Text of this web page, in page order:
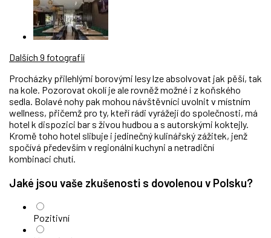
Dalších 9 fotografií
Procházky přilehlými borovými lesy lze absolvovat jak pěší, tak
na kole. Pozorovat okolí je ale rovněž možné i z koňského
sedla. Bolavé nohy pak mohou návštěvníci uvolnit v místním
wellness, přičemž pro ty, kteří rádi vyrážejí do společnosti, má
hotel k dispozici bar s živou hudbou a s autorskými koktejly.
Kromě toho hotel slibuje i jedinečný kulinářský zážitek, jenž
spočívá především v regionální kuchyni a netradiční
kombinaci chutí.
Jaké jsou vaše zkušenosti s dovolenou v Polsku?
Pozitivní